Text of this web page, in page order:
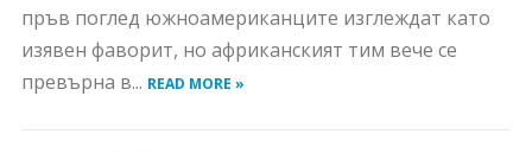
пръв поглед южноамериканците изглеждат като
изявен фаворит, но африканският тим вече се
превърна в... READ MORE »